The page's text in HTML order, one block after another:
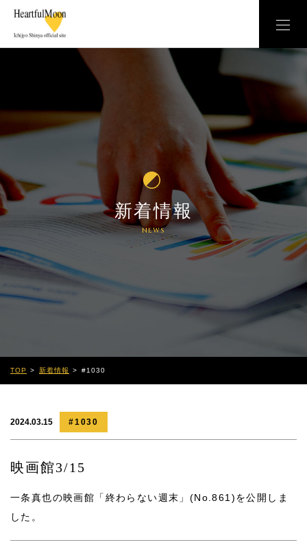
新着情報
NEWS
TOP 新着情報 #1030
2024.03.15 #1030
映画館3/15
一条真也の映画館「終わらない週末」(No.861)を公開しま
した。